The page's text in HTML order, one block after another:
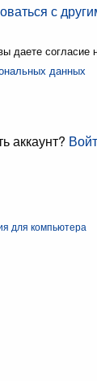
с
даете согласие
данных
аккаунт?
для компьютера